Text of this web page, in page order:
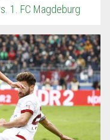
1. FC Magdeburg